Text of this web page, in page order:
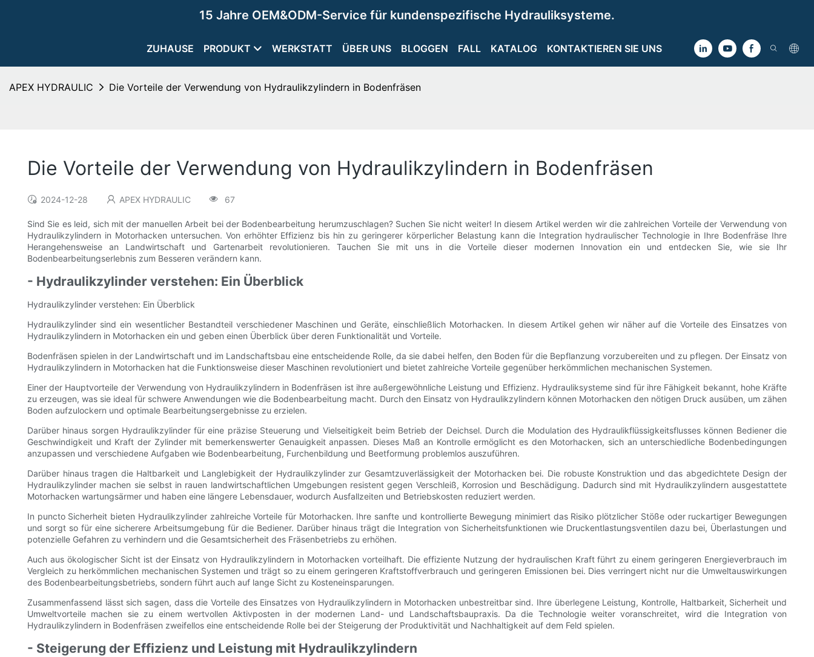
15 Jahre OEM&ODM-Service für kundenspezifische Hydrauliksysteme.
ZUHAUSE PRODUKT WERKSTATT ÜBER UNS BLOGGEN FALL KATALOG KONTAKTIEREN SIE UNS
APEX HYDRAULIC Die Vorteile der Verwendung von Hydraulikzylindern in Bodenfräsen
Die Vorteile der Verwendung von Hydraulikzylindern in Bodenfräsen
2024-12-28 APEX HYDRAULIC 67
Sind Sie es leid, sich mit der manuellen Arbeit bei der Bodenbearbeitung herumzuschlagen? Suchen Sie nicht weiter! In diesem Artikel werden wir die zahlreichen Vorteile der Verwendung von
Hydraulikzylindern in Motorhacken untersuchen. Von erhöhter Effizienz bis hin zu geringerer körperlicher Belastung kann die Integration hydraulischer Technologie in Ihre Bodenfräse Ihre
Herangehensweise an Landwirtschaft und Gartenarbeit revolutionieren. Tauchen Sie mit uns in die Vorteile dieser modernen Innovation ein und entdecken Sie, wie sie Ihr
Bodenbearbeitungserlebnis zum Besseren verändern kann.
- Hydraulikzylinder verstehen: Ein Überblick
Hydraulikzylinder verstehen: Ein Überblick
Hydraulikzylinder sind ein wesentlicher Bestandteil verschiedener Maschinen und Geräte, einschließlich Motorhacken. In diesem Artikel gehen wir näher auf die Vorteile des Einsatzes von
Hydraulikzylindern in Motorhacken ein und geben einen Überblick über deren Funktionalität und Vorteile.
Bodenfräsen spielen in der Landwirtschaft und im Landschaftsbau eine entscheidende Rolle, da sie dabei helfen, den Boden für die Bepflanzung vorzubereiten und zu pflegen. Der Einsatz von
Hydraulikzylindern in Motorhacken hat die Funktionsweise dieser Maschinen revolutioniert und bietet zahlreiche Vorteile gegenüber herkömmlichen mechanischen Systemen.
Einer der Hauptvorteile der Verwendung von Hydraulikzylindern in Bodenfräsen ist ihre außergewöhnliche Leistung und Effizienz. Hydrauliksysteme sind für ihre Fähigkeit bekannt, hohe Kräfte
zu erzeugen, was sie ideal für schwere Anwendungen wie die Bodenbearbeitung macht. Durch den Einsatz von Hydraulikzylindern können Motorhacken den nötigen Druck ausüben, um zähen
Boden aufzulockern und optimale Bearbeitungsergebnisse zu erzielen.
Darüber hinaus sorgen Hydraulikzylinder für eine präzise Steuerung und Vielseitigkeit beim Betrieb der Deichsel. Durch die Modulation des Hydraulikflüssigkeitsflusses können Bediener die
Geschwindigkeit und Kraft der Zylinder mit bemerkenswerter Genauigkeit anpassen. Dieses Maß an Kontrolle ermöglicht es den Motorhacken, sich an unterschiedliche Bodenbedingungen
anzupassen und verschiedene Aufgaben wie Bodenbearbeitung, Furchenbildung und Beetformung problemlos auszuführen.
Darüber hinaus tragen die Haltbarkeit und Langlebigkeit der Hydraulikzylinder zur Gesamtzuverlässigkeit der Motorhacken bei. Die robuste Konstruktion und das abgedichtete Design der
Hydraulikzylinder machen sie selbst in rauen landwirtschaftlichen Umgebungen resistent gegen Verschleiß, Korrosion und Beschädigung. Dadurch sind mit Hydraulikzylindern ausgestattete
Motorhacken wartungsärmer und haben eine längere Lebensdauer, wodurch Ausfallzeiten und Betriebskosten reduziert werden.
In puncto Sicherheit bieten Hydraulikzylinder zahlreiche Vorteile für Motorhacken. Ihre sanfte und kontrollierte Bewegung minimiert das Risiko plötzlicher Stöße oder ruckartiger Bewegungen
und sorgt so für eine sicherere Arbeitsumgebung für die Bediener. Darüber hinaus trägt die Integration von Sicherheitsfunktionen wie Druckentlastungsventilen dazu bei, Überlastungen und
potenzielle Gefahren zu verhindern und die Gesamtsicherheit des Fräsenbetriebs zu erhöhen.
Auch aus ökologischer Sicht ist der Einsatz von Hydraulikzylindern in Motorhacken vorteilhaft. Die effiziente Nutzung der hydraulischen Kraft führt zu einem geringeren Energieverbrauch im
Vergleich zu herkömmlichen mechanischen Systemen und trägt so zu einem geringeren Kraftstoffverbrauch und geringeren Emissionen bei. Dies verringert nicht nur die Umweltauswirkungen
des Bodenbearbeitungsbetriebs, sondern führt auch auf lange Sicht zu Kosteneinsparungen.
Zusammenfassend lässt sich sagen, dass die Vorteile des Einsatzes von Hydraulikzylindern in Motorhacken unbestreitbar sind. Ihre überlegene Leistung, Kontrolle, Haltbarkeit, Sicherheit und
Umweltvorteile machen sie zu einem wertvollen Aktivposten in der modernen Land- und Landschaftsbaupraxis. Da die Technologie weiter voranschreitet, wird die Integration von
Hydraulikzylindern in Bodenfräsen zweifellos eine entscheidende Rolle bei der Steigerung der Produktivität und Nachhaltigkeit auf dem Feld spielen.
- Steigerung der Effizienz und Leistung mit Hydraulikzylindern